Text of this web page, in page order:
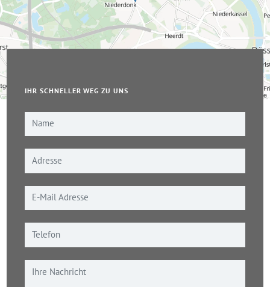
© OpenStreetMap-Mitwirkende
IHR SCHNELLER WEG ZU UNS